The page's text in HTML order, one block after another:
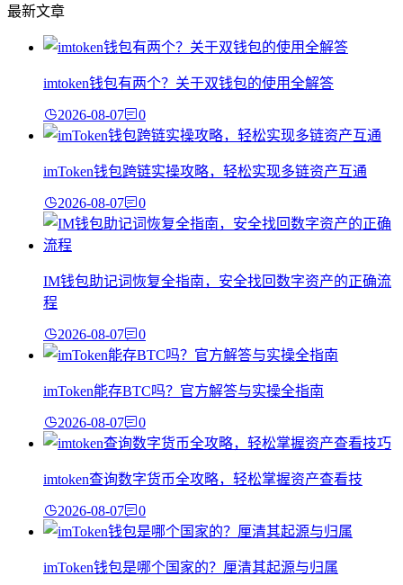
最新文章
imtoken钱包有两个？关于双钱包的使用全解答
2026-08-07 0
imToken钱包跨链实操攻略，轻松实现多链资产互通
2026-08-07 0
IM钱包助记词恢复全指南，安全找回数字资产的正确流
程
2026-08-07 0
imToken能存BTC吗？官方解答与实操全指南
2026-08-07 0
imtoken查询数字货币全攻略，轻松掌握资产查看技
2026-08-07 0
imToken钱包是哪个国家的？厘清其起源与归属